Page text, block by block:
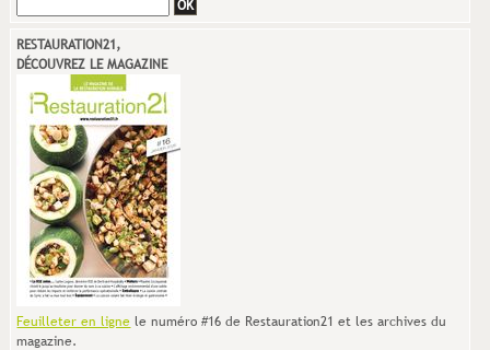
RESTAURATION21,
DÉCOUVREZ LE MAGAZINE
Feuilleter en ligne le numéro #16 de Restauration21 et les archives du
magazine.